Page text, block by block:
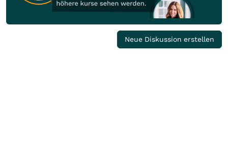
Neue Diskussion erstellen